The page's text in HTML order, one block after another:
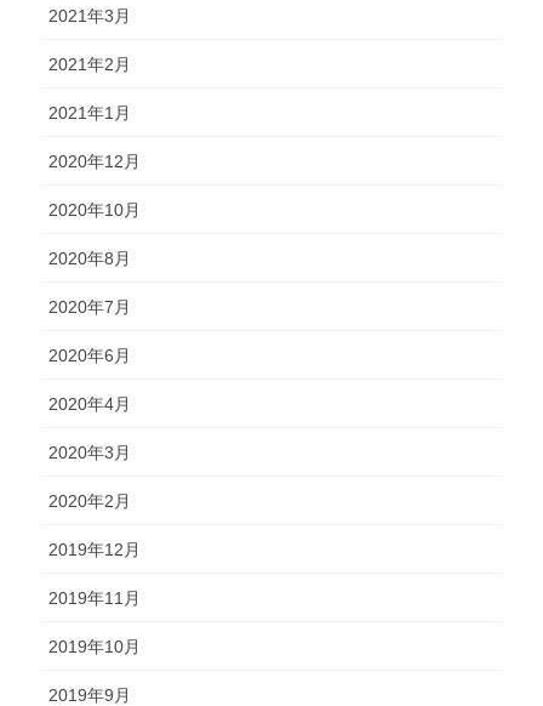
2021年3月
2021年2月
2021年1月
2020年12月
2020年10月
2020年8月
2020年7月
2020年6月
2020年4月
2020年3月
2020年2月
2019年12月
2019年11月
2019年10月
2019年9月